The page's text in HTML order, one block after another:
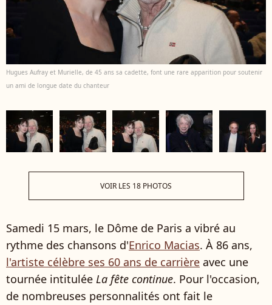
Hugues Aufray et Murielle, de 45 ans sa cadette, font une rare apparition pour soutenir
un ami de longue date du chanteur
VOIR LES 18 PHOTOS
Samedi 15 mars, le Dôme de Paris a vibré au
rythme des chansons d'Enrico Macias. À 86 ans,
l'artiste célèbre ses 60 ans de carrière avec une
tournée intitulée La fête continue. Pour l'occasion,
de nombreuses personnalités ont fait le